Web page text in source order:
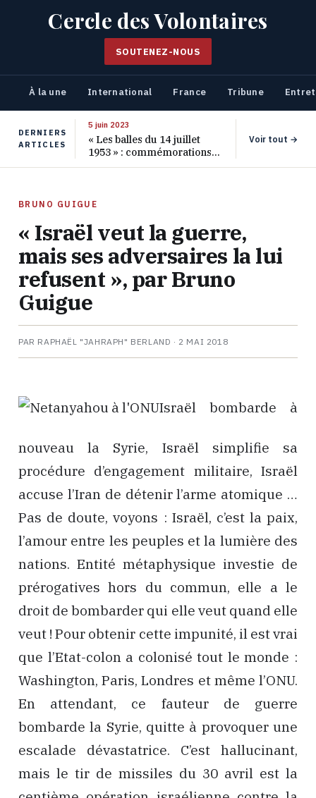
Cercle des Volontaires
SOUTENEZ-NOUS
À la une International France Tribune
DERNIERS
ARTICLES
5 juin 2023
« Les balles du 14 juillet
1953 » : commémorations
pour les 70 ans de ce
Voir tout →
BRUNO GUIGUE
« Israël veut la guerre,
mais ses adversaires la lui
refusent », par Bruno
Guigue
PAR RAPHAËL "JAHRAPH" BERLAND · 2 MAI 2018
Israël bombarde à
nouveau la Syrie, Israël simplifie sa
procédure d’engagement militaire, Israël
accuse l’Iran de détenir l’arme atomique …
Pas de doute, voyons : Israël, c’est la paix,
l’amour entre les peuples et la lumière des
nations. Entité métaphysique investie de
prérogatives hors du commun, elle a le
droit de bombarder qui elle veut quand elle
veut ! Pour obtenir cette impunité, il est vrai
que l’Etat-colon a colonisé tout le monde :
Washington, Paris, Londres et même l’ONU.
En attendant, ce fauteur de guerre
bombarde la Syrie, quitte à provoquer une
escalade dévastatrice. C’est hallucinant,
mais le tir de missiles du 30 avril est la